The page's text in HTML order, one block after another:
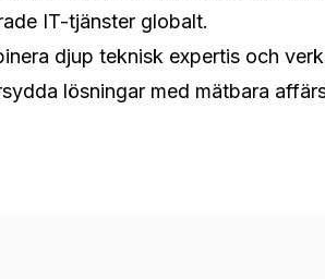
IT-tjänster globalt.
djup teknisk expertis och
lösningar med mätbara